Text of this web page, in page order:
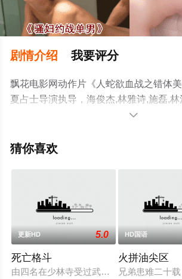
剧情介绍 我要评分
飘花电影网动作片《人蛇欲血战之错体
夏占士导演执导，海俊杰,林雅诗,施磊,
精彩演绎的香港电影，手机免费观看高
电视猫或剧情网等平台了解。

猜你喜欢
更新HD 5.0
死亡格斗
由四名在少林寺受过武术训练的国外武术
HD国语
火拼油尖区
兄弟患难二十